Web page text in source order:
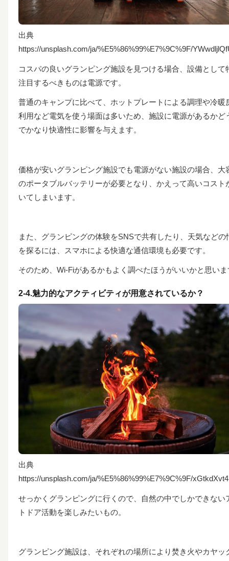
出典
https://unsplash.com/ja/%E5%86%99%E7%9C%9F/
コスパの良いグランピング施設を見つける場合、設備として
注目するべきものは電源です。
普通のキャンプに比べて、ホットプレートによる調理や冷暖
利用など電気を使う場面は多いため、施設に電源があるかど
でかなり快適性に影響を与えます。
価格が安いグランピング施設でも電源がない施設の場合、大
のポータブルバッテリーが必要となり、かえって高いコスト
いてしまいます。
また、グランピングの体験をSNSで共有したり、天気などの
を探るには、スマホによる快適な通信環境も必要です。
そのため、Wi-Fiがあるかもよく調べたほうがいいかと思い
2-4.魅力的なアクティビティが用意されているか？
出典
https://unsplash.com/ja/%E5%86%99%E7%9C%9F/
せっかくグランピングに行くので、自然の中でしかできない
トドア活動を楽しみたいもの。
グランピング施設は、それぞれの場所により焚き火やカヤッ